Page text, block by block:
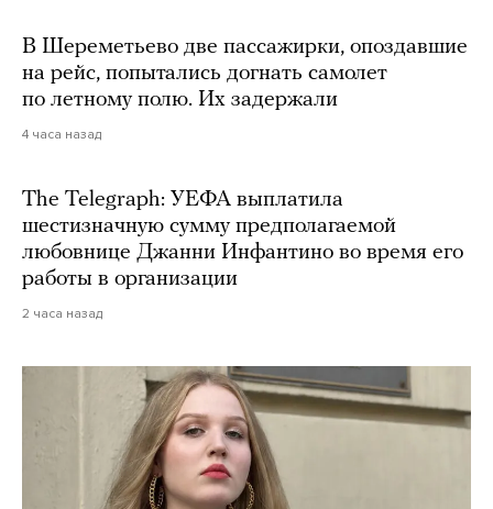
В Шереметьево две пассажирки, опоздавшие
на рейс, попытались догнать самолет
по летному полю. Их задержали
4 часа назад
The Telegraph: УЕФА выплатила
шестизначную сумму предполагаемой
любовнице Джанни Инфантино во время его
работы в организации
2 часа назад